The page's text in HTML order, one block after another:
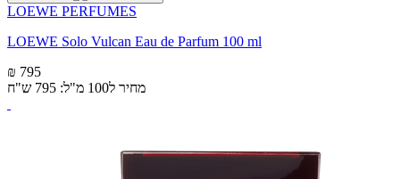
LOEWE PERFUMES
LOEWE Solo Vulcan Eau de Parfum 100 ml
₪ 795
מחיר ל100 מ"ל: 795 ש"ח